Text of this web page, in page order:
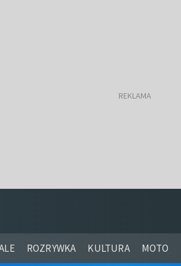
ROZRYWKA KULTURA MOTO